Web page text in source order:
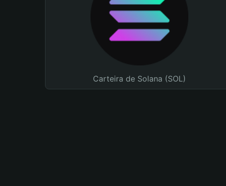
Carteira de Solana (SOL)